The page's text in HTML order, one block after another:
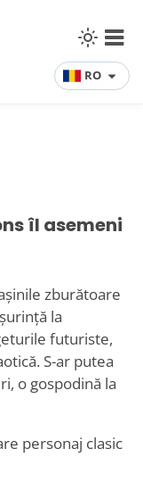
RO
îl asemeni
zburătoare
la
futuriste,
S-ar putea
o gospodină la
personaj clasic